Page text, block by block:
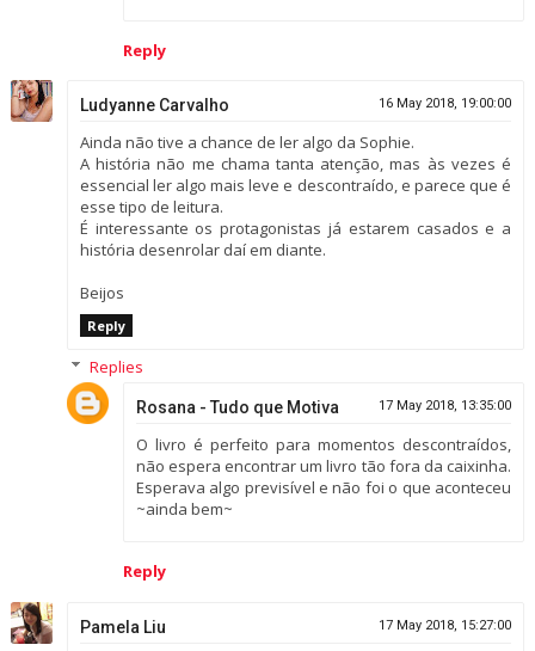
Reply
Ludyanne Carvalho 16 May 2018, 19:00:00
Ainda não tive a chance de ler algo da Sophie.
A história não me chama tanta atenção, mas às vezes é
essencial ler algo mais leve e descontraído, e parece que é
esse tipo de leitura.
É interessante os protagonistas já estarem casados e a
história desenrolar daí em diante.
Beijos
Reply
Replies
Rosana - Tudo que Motiva 17 May 2018, 13:35:00
O livro é perfeito para momentos descontraídos,
não espera encontrar um livro tão fora da caixinha.
Esperava algo previsível e não foi o que aconteceu
~ainda bem~
Reply
Pamela Liu 17 May 2018, 15:27:00